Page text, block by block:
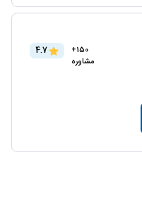
150+
مشاوره
4.7